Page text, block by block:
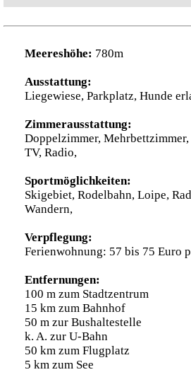
Meereshöhe: 780m
Ausstattung:
Liegewiese, Parkplatz, Hunde
Zimmerausstattung:
Doppelzimmer,
TV, Radio,
Sportmöglichkeiten:
Skigebiet, Rodelbahn, Loipe,
Wandern,
Verpflegung:
Ferienwohnung: 57 bis 75 Euro
Entfernungen:
100 m zum Stadtzentrum
15 km zum Bahnhof
50 m zur Bushaltestelle
k. A. zur U-Bahn
50 km zum Flugplatz
5 km zum See